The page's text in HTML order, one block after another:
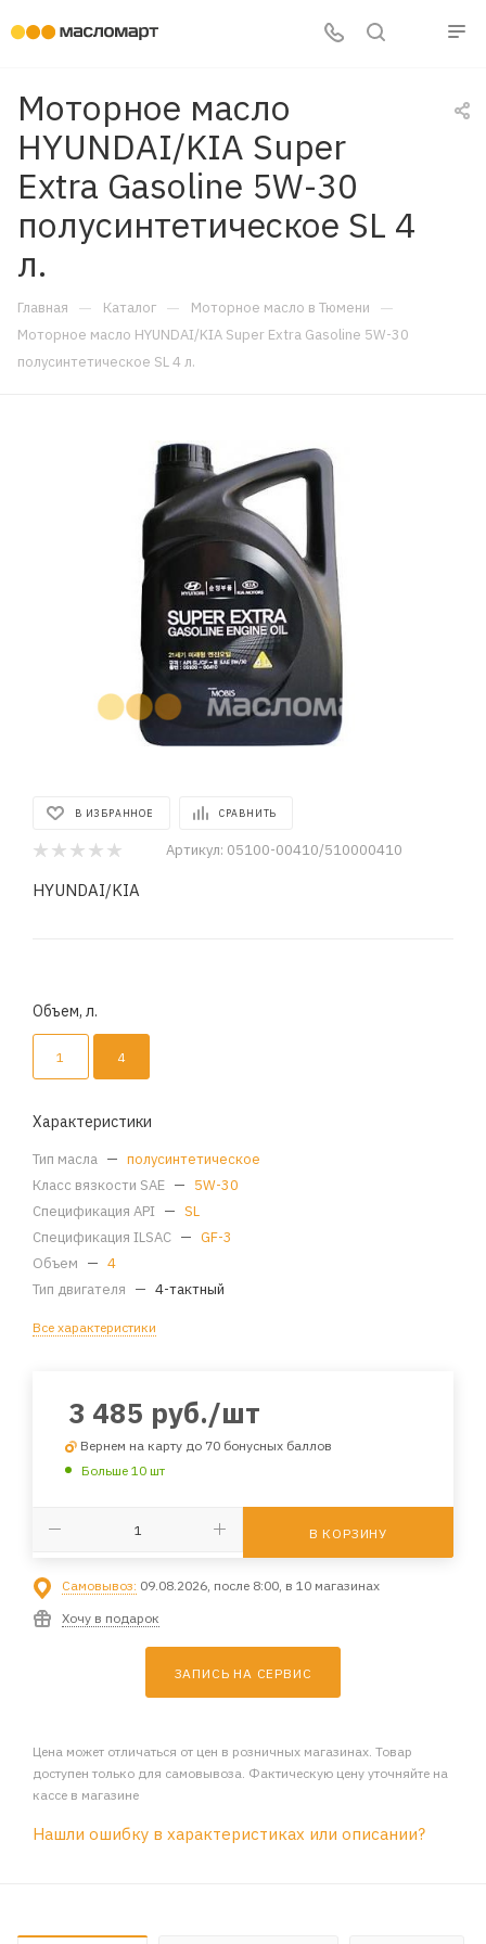
Моторное масло
HYUNDAI/KIA Super
Extra Gasoline 5W-30
полусинтетическое SL 4
л.
Главная — Каталог — Моторное масло в Тюмени —
Моторное масло HYUNDAI/KIA Super Extra Gasoline 5W-30
полусинтетическое SL 4 л.
В ИЗБРАННОЕ СРАВНИТЬ
Артикул: 05100-00410/510000410
HYUNDAI/KIA
Объем, л.
1 4
Характеристики
Тип масла — полусинтетическое
Класс вязкости SAE — 5W-30
Спецификация API — SL
Спецификация ILSAC — GF-3
Объем — 4
Тип двигателя — 4-тактный
Все характеристики
3 485 руб./шт
Вернем на карту до 70 бонусных баллов
Больше 10 шт
В КОРЗИНУ
Самовывоз: 09.08.2026, после 8:00, в 10 магазинах
Хочу в подарок
ЗАПИСЬ НА СЕРВИС
Цена может отличаться от цен в розничных магазинах. Товар
доступен только для самовывоза. Фактическую цену уточняйте на
кассе в магазине
Нашли ошибку в характеристиках или описании?